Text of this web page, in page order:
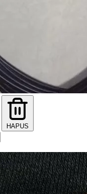
HAPUS